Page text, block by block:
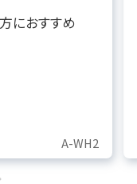
におすすめ
A-WH2